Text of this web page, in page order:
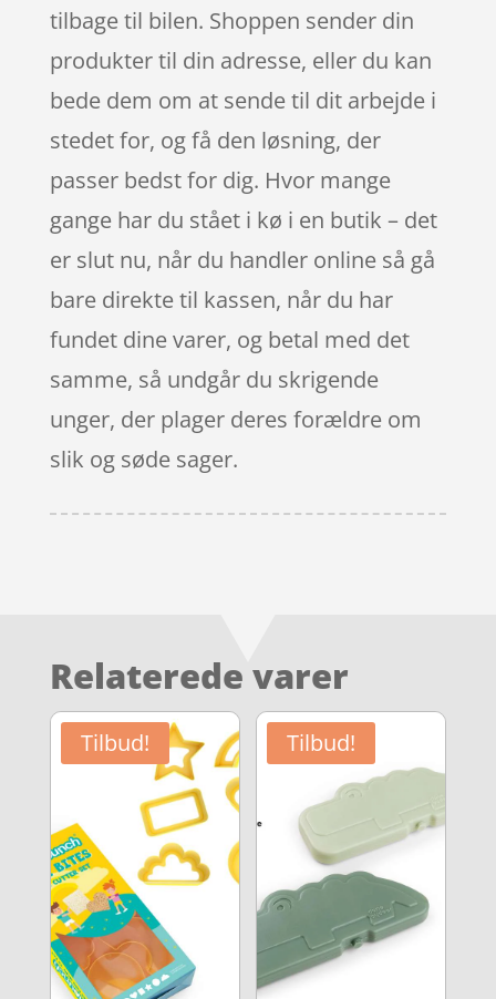
tilbage til bilen. Shoppen sender din
produkter til din adresse, eller du kan
bede dem om at sende til dit arbejde i
stedet for, og få den løsning, der
passer bedst for dig. Hvor mange
gange har du stået i kø i en butik – det
er slut nu, når du handler online så gå
bare direkte til kassen, når du har
fundet dine varer, og betal med det
samme, så undgår du skrigende
unger, der plager deres forældre om
slik og søde sager.
Relaterede varer
Tilbud! Tilbud!